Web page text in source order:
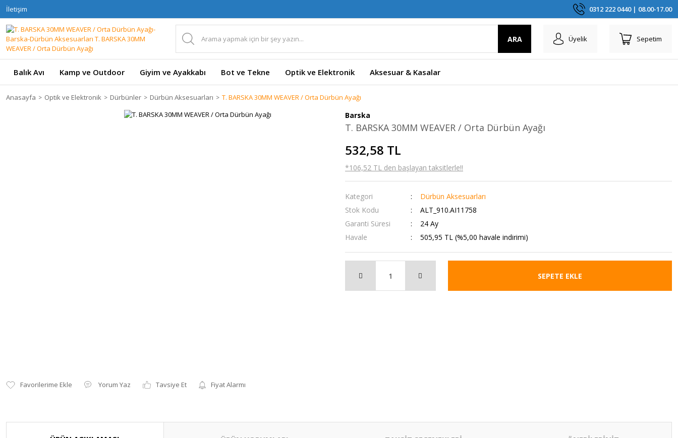
İletişim 0312 222 0440 | 08.00-17.00
ARA Üyelik Sepetim
Balık Avı Kamp ve Outdoor Giyim ve Ayakkabı Bot ve Tekne Optik ve Elektronik Aksesuar & Kasalar
Anasayfa Optik ve Elektronik Dürbünler Dürbün Aksesuarları T. BARSKA 30MM WEAVER / Orta Dürbün Ayağı
Yorum Yaz Tavsiye Et Fiyat Alarmı
Barska
T. BARSKA 30MM WEAVER / Orta Dürbün Ayağı
532,58 TL
*106,52 TL den başlayan taksitlerle!!
Kategori
Dürbün Aksesuarları
Stok Kodu
ALT_910.AI11758
Garanti Süresi
24 Ay
Havale
505,95 TL (%5,00 havale indirimi)
SEPETE EKLE